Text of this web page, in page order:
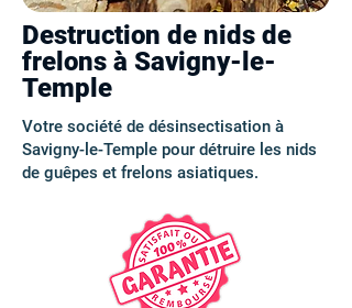
Destruction de nids de
frelons à Savigny-le-
Temple
Votre société de désinsectisation à
Savigny-le-Temple pour détruire les nids
de guêpes et frelons asiatiques.